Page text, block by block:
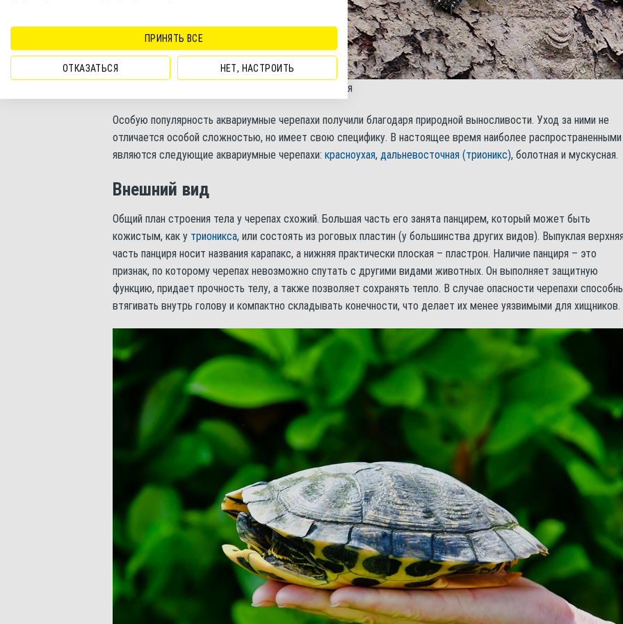
Болотные черепахи в естественной среде обитания
Особую популярность аквариумные черепахи получили благодаря природной выносливости. Уход за ними не
отличается особой сложностью, но имеет свою специфику. В настоящее время наиболее распространенными
являются следующие аквариумные черепахи: красноухая, дальневосточная (трионикс), болотная и мускусная.
Внешний вид
Общий план строения тела у черепах схожий. Большая часть его занята панцирем, который может быть
кожистым, как у трионикса, или состоять из роговых пластин (у большинства других видов). Выпуклая
часть панциря носит названия карапакс, а нижняя практически плоская – пластрон. Наличие панциря – это
признак, по которому черепах невозможно спутать с другими видами животных. Он выполняет защитную
функцию, придает прочность телу, а также позволяет сохранять тепло. В случае опасности черепахи
втягивать внутрь голову и компактно складывать конечности, что делает их менее уязвимыми для хищников.
ПРИНЯТЬ ВСЕ
ОТКАЗАТЬСЯ НЕТ, НАСТРОИТЬ